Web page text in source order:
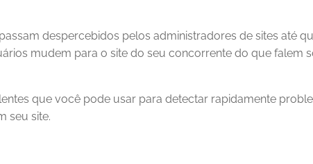
despercebidos pelos administradores de sites até
mudem para o site do seu concorrente do que falem
que você pode usar para detectar rapidamente
seu site.